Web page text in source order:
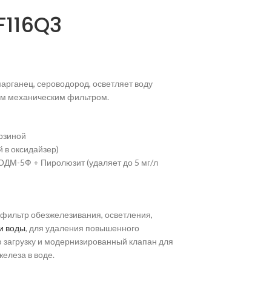
сероводород, осветляет воду
механическим фильтром.
оксидайзер)
5Ф + Пиролюзит (удаляет до 5 мг/л
обезжелезивания, осветления,
воды, для удаления повышенного
и модернизированный клапан для
в воде.